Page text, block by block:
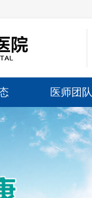
医师团队